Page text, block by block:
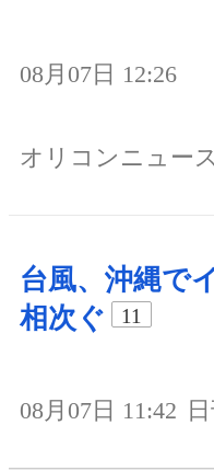
08月07日 12:26
オリコンニュース
台風、沖縄で
相次ぐ
11
08月07日 11:42